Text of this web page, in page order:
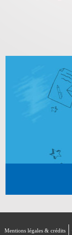
Mentions légales & crédits